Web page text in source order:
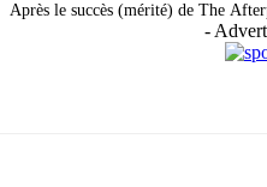
Après le succès (mérité) de The
-